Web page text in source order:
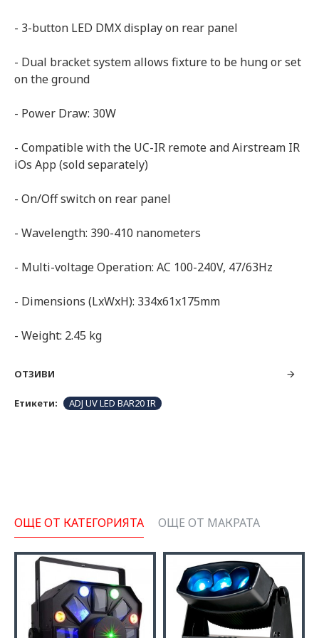
- 3-button LED DMX display on rear panel
- Dual bracket system allows fixture to be hung or set
on the ground
- Power Draw: 30W
- Compatible with the UC-IR remote and Airstream IR
iOs App (sold separately)
- On/Off switch on rear panel
- Wavelength: 390-410 nanometers
- Multi-voltage Operation: AC 100-240V, 47/63Hz
- Dimensions (LxWxH): 334x61x175mm
- Weight: 2.45 kg
ОТЗИВИ
Етикети: ADJ UV LED BAR20 IR
ОЩЕ ОТ КАТЕГОРИЯТА ОЩЕ ОТ МАКРАТА